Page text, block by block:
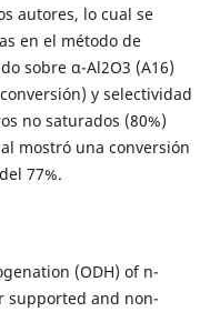
autores, lo cual se
en el método de
sobre α-Al2O3 (A16)
y selectividad
no saturados (80%)
mostró una conversión
77%.
(ODH) of n-
supported and non-